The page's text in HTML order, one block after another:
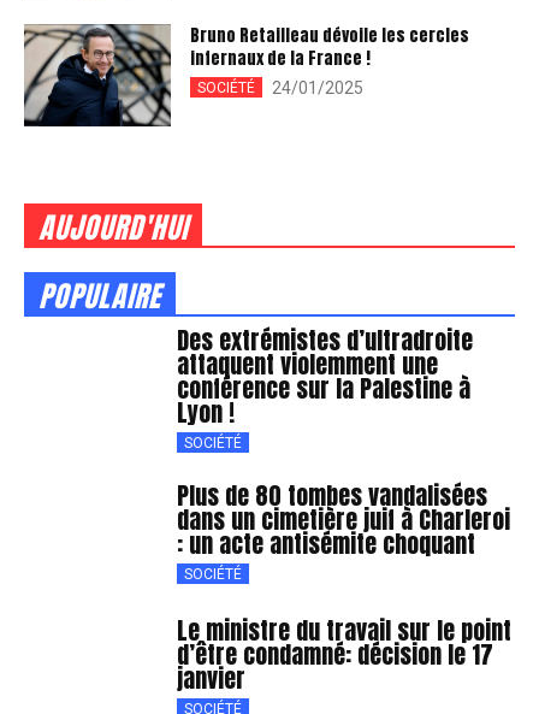
Bruno Retailleau dévoile les cercles
infernaux de la France !
SOCIÉTÉ 24/01/2025
AUJOURD'HUI
POPULAIRE
Des extrémistes d’ultradroite
attaquent violemment une
conférence sur la Palestine à
Lyon !
SOCIÉTÉ
Plus de 80 tombes vandalisées
dans un cimetière juif à Charleroi
: un acte antisémite choquant
SOCIÉTÉ
Le ministre du travail sur le point
d’être condamné: décision le 17
janvier
SOCIÉTÉ